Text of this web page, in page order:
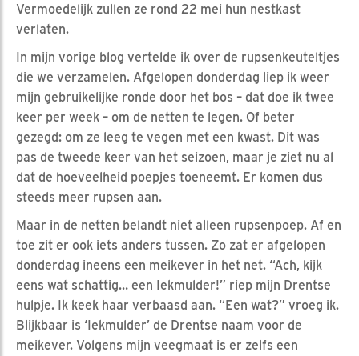
Vermoedelijk zullen ze rond 22 mei hun nestkast
verlaten.
In mijn vorige blog vertelde ik over de rupsenkeuteltjes
die we verzamelen. Afgelopen donderdag liep ik weer
mijn gebruikelijke ronde door het bos – dat doe ik twee
keer per week – om de netten te legen. Of beter
gezegd: om ze leeg te vegen met een kwast. Dit was
pas de tweede keer van het seizoen, maar je ziet nu al
dat de hoeveelheid poepjes toeneemt. Er komen dus
steeds meer rupsen aan.
Maar in de netten belandt niet alleen rupsenpoep. Af en
toe zit er ook iets anders tussen. Zo zat er afgelopen
donderdag ineens een meikever in het net. “Ach, kijk
eens wat schattig… een Iekmulder!” riep mijn Drentse
hulpje. Ik keek haar verbaasd aan. “Een wat?” vroeg ik.
Blijkbaar is ‘Iekmulder’ de Drentse naam voor de
meikever. Volgens mijn veegmaat is er zelfs een